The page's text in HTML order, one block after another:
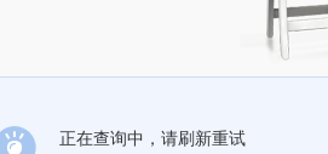
正在查询中，请刷新重试